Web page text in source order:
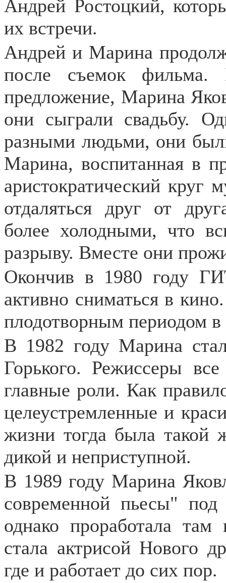
Андрей Ростоцкий,
их встречи.
Андрей и Марина
после съемок фильма.
предложение, Марина
они сыграли свадьбу.
разными людьми, они
Марина, воспитанная в
аристократический круг
отдаляться друг от
более холодными, что
разрыву. Вместе они
Окончив в 1980 году
активно сниматься в
плодотворным периодом в
В 1982 году Марина
Горького. Режиссеры
главные роли. Как
целеустремленные и
жизни тогда была такой
дикой и неприступной.
В 1989 году Марина
современной пьесы" под
однако проработала
стала актрисой Нового
где и работает до сих пор.